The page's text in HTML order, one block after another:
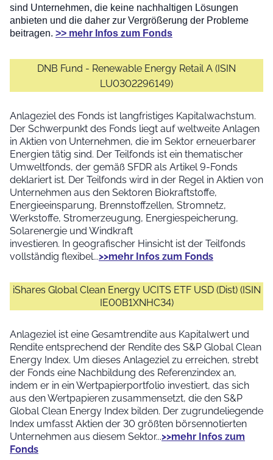
sind Unternehmen, die keine nachhaltigen Lösungen
anbieten und die daher zur Vergrößerung der Probleme
beitragen. >> mehr Infos zum Fonds
DNB Fund - Renewable Energy Retail A (ISIN
LU0302296149)
Anlageziel des Fonds ist langfristiges Kapitalwachstum.
Der Schwerpunkt des Fonds liegt auf weltweite Anlagen
in Aktien von Unternehmen, die im Sektor erneuerbarer
Energien tätig sind. Der Teilfonds ist ein thematischer
Umweltfonds, der gemäß SFDR als Artikel 9-Fonds
deklariert ist. Der Teilfonds wird in der Regel in Aktien von
Unternehmen aus den Sektoren Biokraftstoffe,
Energieeinsparung, Brennstoffzellen, Stromnetz,
Werkstoffe, Stromerzeugung, Energiespeicherung,
Solarenergie und Windkraft
investieren. In geografischer Hinsicht ist der Teilfonds
vollständig flexibel...>>mehr Infos zum Fonds
iShares Global Clean Energy UCITS ETF USD (Dist) (ISIN
IE00B1XNHC34)
Anlageziel ist eine Gesamtrendite aus Kapitalwert und
Rendite entsprechend der Rendite des S&P Global Clean
Energy Index. Um dieses Anlageziel zu erreichen, strebt
der Fonds eine Nachbildung des Referenzindex an,
indem er in ein Wertpapierportfolio investiert, das sich
aus den Wertpapieren zusammensetzt, die den S&P
Global Clean Energy Index bilden. Der zugrundeliegende
Index umfasst Aktien der 30 größten börsennotierten
Unternehmen aus diesem Sektor...>>mehr Infos zum
Fonds